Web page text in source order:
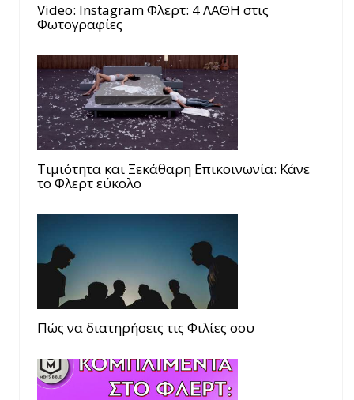
Video: Instagram Φλερτ: 4 ΛΑΘΗ στις
Φωτογραφίες
Τιμιότητα και Ξεκάθαρη Επικοινωνία: Κάνε
το Φλερτ εύκολο
Πώς να διατηρήσεις τις Φιλίες σου